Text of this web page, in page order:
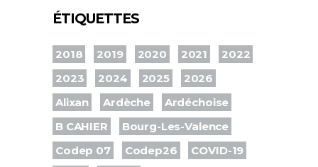
ÉTIQUETTES
2018 2019 2020 2021
2022
2023
2024 2025
2026
Alixan
Ardèche
Ardéchoise
B CAHIER
Bourg-Les-Valence
Codep 07
Codep26
COVID-19